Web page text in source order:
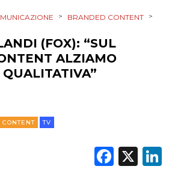
> BRANDED CONTENT >
(FOX): “SUL
ALZIAMO
QUALITATIVA”
TV
X